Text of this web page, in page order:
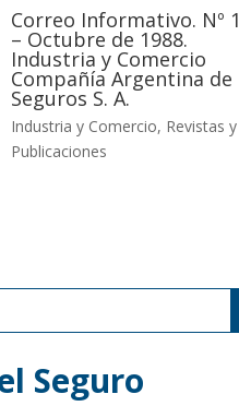
Correo Informativo. Nº 1
– Octubre de 1988.
Industria y Comercio
Compañía Argentina de
Seguros S. A.
Industria y Comercio, Revistas y
Publicaciones
Seguro